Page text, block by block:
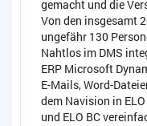
gemacht und die
Von den insgesamt
ungefähr 130
Nahtlos im DMS
ERP Microsoft
E-Mails, Word-
dem Navision in
und ELO BC